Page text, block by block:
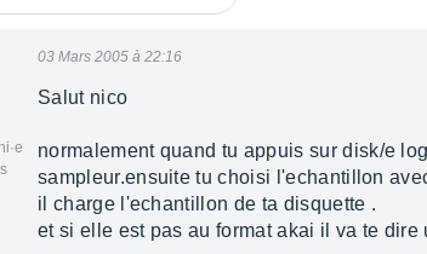
03 Mars 2005 à 22:16
Salut nico
normalement quand tu appuis sur disk/e
sampleur.ensuite tu choisi l'echantillon
il charge l'echantillon de ta disquette .
et si elle est pas au format akai il va te